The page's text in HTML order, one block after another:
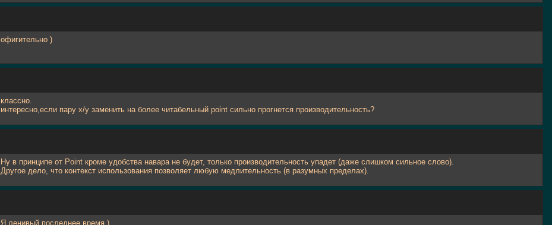
офигительно )
классно.
интересно,если пару x/y заменить на более читабельный point сильно прогнется производительность?
Ну в принципе от Point кроме удобства навара не будет, только производительность упадет (даже слишком сильное слово).
Другое дело, что контекст использования позволяет любую медлительность (в разумных пределах).
Я ленивый последнее время )